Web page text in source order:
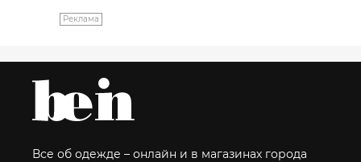
Реклама
Все об одежде – онлайн и в магазинах города